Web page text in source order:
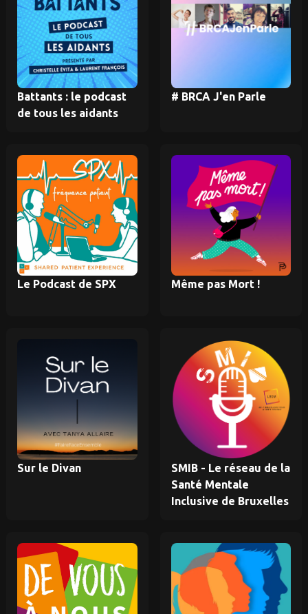
Battants : le podcast
de tous les aidants
# BRCA J'en Parle
Le Podcast de SPX Même pas Mort !
Sur le Divan
SMIB - Le réseau de la
Santé Mentale
Inclusive de Bruxelles